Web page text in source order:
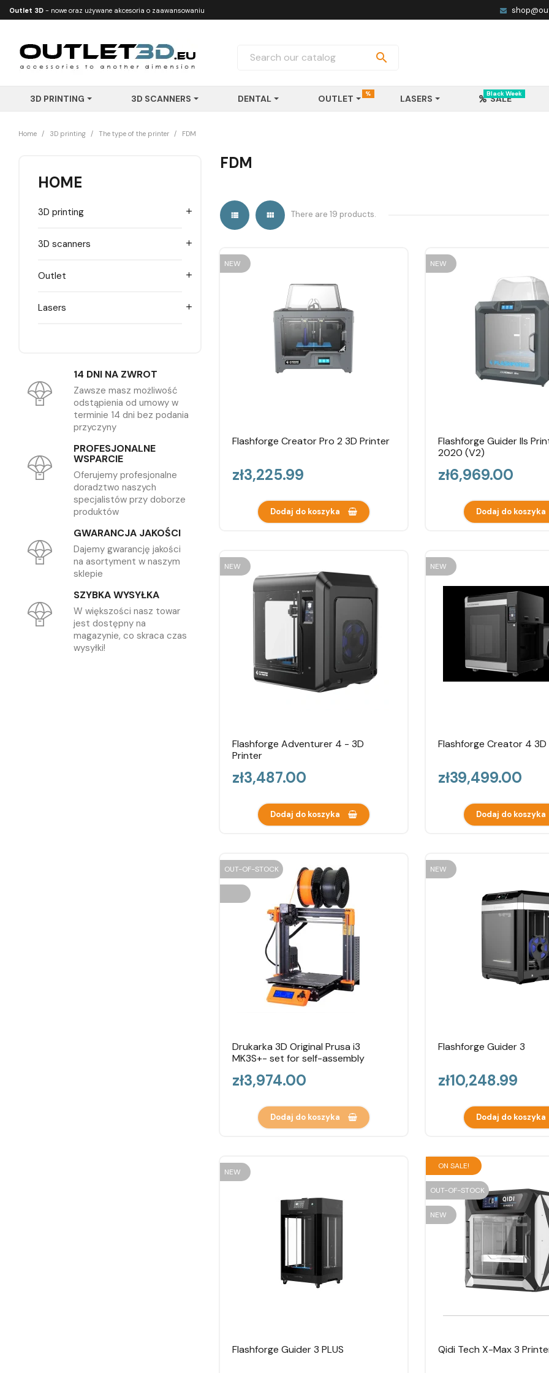
Outlet 3D - nowe oraz używane akcesoria o zaawansowaniu

3D PRINTING 3D SCANNERS DENTAL OUTLET % LASERS SALE
Black Week
Home 3D printing The type of the printer FDM
HOME
3D printing 
3D scanners 
Outlet 
Lasers 
14 DNI NA ZWROT
Zawsze masz możliwość
odstąpienia od umowy w
terminie 14 dni bez podania
przyczyny
PROFESJONALNE
WSPARCIE
Oferujemy profesjonalne
doradztwo naszych
specjalistów przy doborze
produktów
GWARANCJA JAKOŚCI
Dajemy gwarancję jakości
na asortyment w naszym
sklepie
SZYBKA WYSYŁKA
W większości nasz towar
jest dostępny na
magazynie, co skraca czas
wysyłki!
FDM
  There are 19 products.
NEW
Flashforge Creator Pro 2 3D Printer
Price
zł3,225.99
Dodaj do koszyka
NEW
Flashforge Guider IIs
2020 (V2)
Price
zł6,969.00
Dodaj do koszyka
NEW
Flashforge Adventurer 4 - 3D
Printer
Price
zł3,487.00
Dodaj do koszyka
NEW
Flashforge Creator 4 3D
Price
zł39,499.00
Dodaj do koszyka
OUT-OF-STOCK
Drukarka 3D Original Prusa i3
MK3S+- set for self-assembly
Price
zł3,974.00
Dodaj do koszyka
NEW
Flashforge Guider 3
Price
zł10,248.99
Dodaj do koszyka
NEW
Flashforge Guider 3 PLUS
ON SALE!
OUT-OF-STOCK
NEW
Qidi Tech X-Max 3